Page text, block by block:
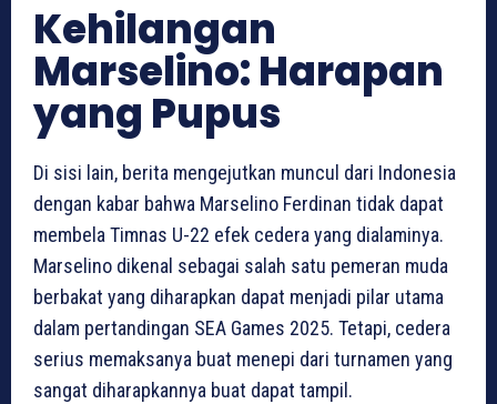
Kehilangan
Marselino: Harapan
yang Pupus
Di sisi lain, berita mengejutkan muncul dari Indonesia
dengan kabar bahwa Marselino Ferdinan tidak dapat
membela Timnas U-22 efek cedera yang dialaminya.
Marselino dikenal sebagai salah satu pemeran muda
berbakat yang diharapkan dapat menjadi pilar utama
dalam pertandingan SEA Games 2025. Tetapi, cedera
serius memaksanya buat menepi dari turnamen yang
sangat diharapkannya buat dapat tampil.